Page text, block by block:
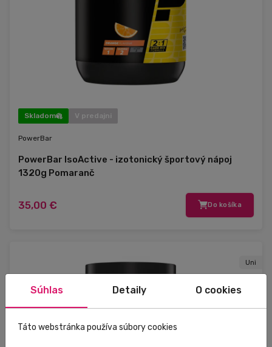
Skladom V predajni
PowerBar
PowerBar IsoActive - izotonický športový nápoj
1320g Pomaranč
35,00 € Do košíka
Uni
Súhlas Detaily O cookies
Táto webstránka používa súbory cookies